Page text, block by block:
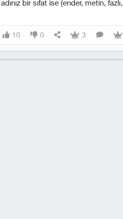
adınız bir sıfat ise (ender, metin,
10 0 3